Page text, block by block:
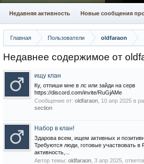
Главная Пользователи oldfaraon
Недавнее содержимое от
ищу клан
Ку, отпиши мне в лс или зайди на серв
https://discord.com/invite/RuGjAMe
Сообщение от: oldfaraon 10 апр 2025 в
section
Набор в клан!
Здарова всем, ищем активных и
Требуются люди, готовые участвовать
активность,...
Автор темы: oldfaraon 3 апр 2025 ,
Недавняя активность Новые сообщения